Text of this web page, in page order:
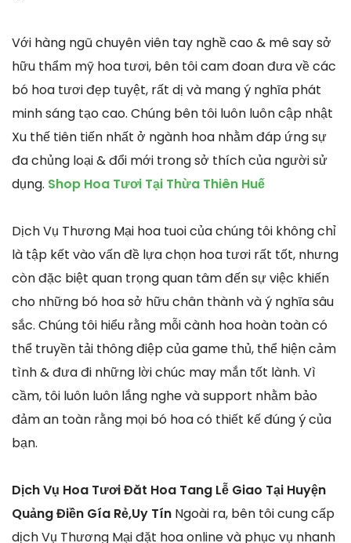
Với hàng ngũ chuyên viên tay nghề cao & mê say sở
hữu thẩm mỹ hoa tươi, bên tôi cam đoan đưa về các
bó hoa tươi đẹp tuyệt, rất dị và mang ý nghĩa phát
minh sáng tạo cao. Chúng bên tôi luôn luôn cập nhật
Xu thế tiên tiến nhất ở ngành hoa nhằm đáp ứng sự
đa chủng loại & đổi mới trong sở thích của người sử
dụng. Shop Hoa Tươi Tại Thừa Thiên Huế
Dịch Vụ Thương Mại hoa tuoi của chúng tôi không chỉ
là tập kết vào vấn đề lựa chọn hoa tươi rất tốt, nhưng
còn đặc biệt quan trọng quan tâm đến sự việc khiến
cho những bó hoa sở hữu chân thành và ý nghĩa sâu
sắc. Chúng tôi hiểu rằng mỗi cành hoa hoàn toàn có
thể truyền tải thông điệp của game thủ, thể hiện cảm
tình & đưa đi những lời chúc may mắn tốt lành. Vì
cầm, tôi luôn luôn lắng nghe và support nhằm bảo
đảm an toàn rằng mọi bó hoa có thiết kế đúng ý của
bạn.
Dịch Vụ Hoa Tươi Đăt Hoa Tang Lễ Giao Tại Huyện
Quảng Điền Gía Rẻ,Uy Tín Ngoài ra, bên tôi cung cấp
dịch Vụ Thương Mại đặt hoa online và phục vụ nhanh